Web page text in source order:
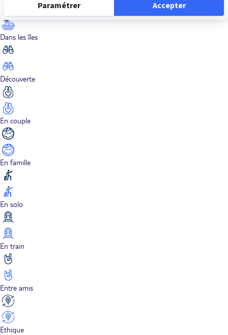
Dans les îles
Découverte
En couple
En famille
En solo
En train
Entre amis
Ethique